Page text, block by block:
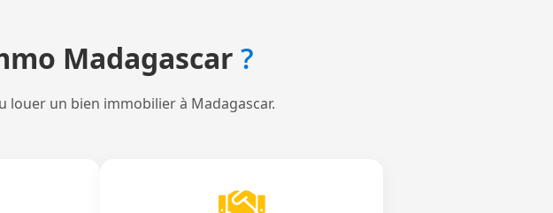
Madagascar ?
louer un bien immobilier à Madagascar.